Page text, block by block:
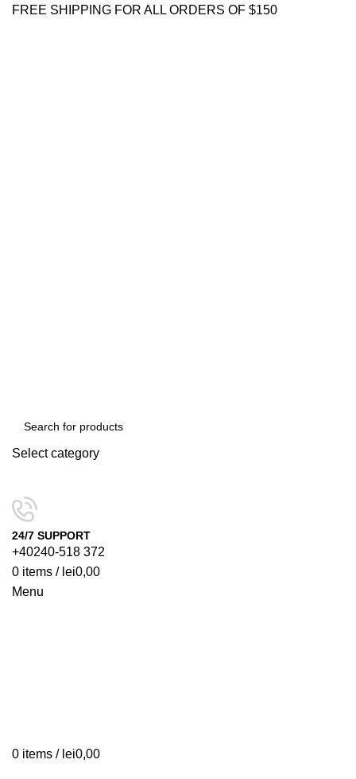
FREE SHIPPING FOR ALL ORDERS OF $150
Select category
24/7 SUPPORT
+40240-518 372
0 items / lei0,00
Menu
0 items / lei0,00